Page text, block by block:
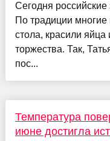
Сегодня
По традиции многие
стола, красили
торжества. Так,
пос...
Температура
июне достигла